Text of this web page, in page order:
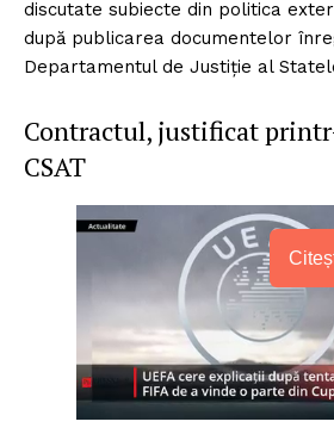
discutate subiecte din politica
după publicarea documentelor
Departamentul de Justiție al
Contractul, justificat
CSAT